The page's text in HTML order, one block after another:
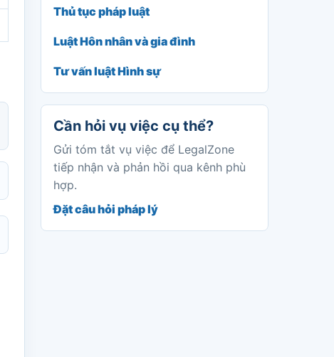
Thủ tục pháp luật
Luật Hôn nhân và gia đình
Tư vấn luật Hình sự
Cần hỏi vụ việc cụ thể?
Gửi tóm tắt vụ việc để LegalZone
tiếp nhận và phản hồi qua kênh phù
hợp.
Đặt câu hỏi pháp lý